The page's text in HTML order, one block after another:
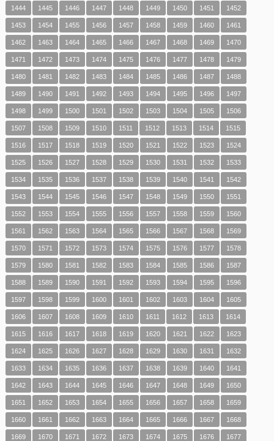
1444 1445 1446 1447 1448 1449 1450 1451 1452
1453 1454 1455 1456 1457 1458 1459 1460 1461
1462 1463 1464 1465 1466 1467 1468 1469 1470
1471 1472 1473 1474 1475 1476 1477 1478 1479
1480 1481 1482 1483 1484 1485 1486 1487 1488
1489 1490 1491 1492 1493 1494 1495 1496 1497
1498 1499 1500 1501 1502 1503 1504 1505 1506
1507 1508 1509 1510 1511 1512 1513 1514 1515
1516 1517 1518 1519 1520 1521 1522 1523 1524
1525 1526 1527 1528 1529 1530 1531 1532 1533
1534 1535 1536 1537 1538 1539 1540 1541 1542
1543 1544 1545 1546 1547 1548 1549 1550 1551
1552 1553 1554 1555 1556 1557 1558 1559 1560
1561 1562 1563 1564 1565 1566 1567 1568 1569
1570 1571 1572 1573 1574 1575 1576 1577 1578
1579 1580 1581 1582 1583 1584 1585 1586 1587
1588 1589 1590 1591 1592 1593 1594 1595 1596
1597 1598 1599 1600 1601 1602 1603 1604 1605
1606 1607 1608 1609 1610 1611 1612 1613 1614
1615 1616 1617 1618 1619 1620 1621 1622 1623
1624 1625 1626 1627 1628 1629 1630 1631 1632
1633 1634 1635 1636 1637 1638 1639 1640 1641
1642 1643 1644 1645 1646 1647 1648 1649 1650
1651 1652 1653 1654 1655 1656 1657 1658 1659
1660 1661 1662 1663 1664 1665 1666 1667 1668
1669 1670 1671 1672 1673 1674 1675 1676 1677